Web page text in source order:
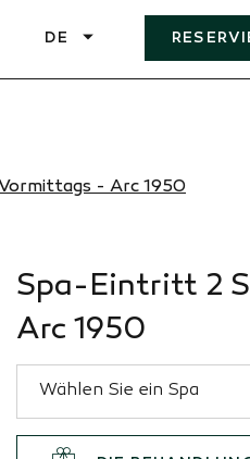
DE
- Arc 1950
Spa-Eintritt 2
Arc 1950